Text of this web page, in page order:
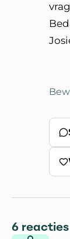
6 reacties